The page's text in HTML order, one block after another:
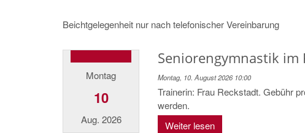
Beichtgelegenheit nur nach telefonischer Vereinbarung
Montag
10
Aug. 2026
Seniorengymnastik im
Montag, 10. August 2026 10:00
Trainerin: Frau Reckstadt. Gebühr
werden.
Weiter lesen